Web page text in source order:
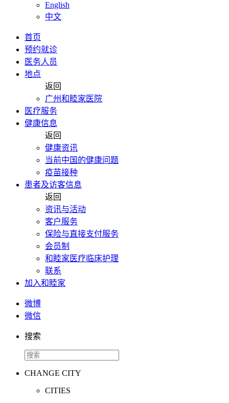
English
中文
首页
预约就诊
医务人员
地点
返回
广州和睦家医院
医疗服务
健康信息
返回
健康资讯
当前中国的健康问题
疫苗接种
患者及访客信息
返回
资讯与活动
客户服务
保险与直接支付服务
会员制
和睦家医疗临床护理
联系
加入和睦家
微博
微信
搜索
CHANGE CITY
CITIES